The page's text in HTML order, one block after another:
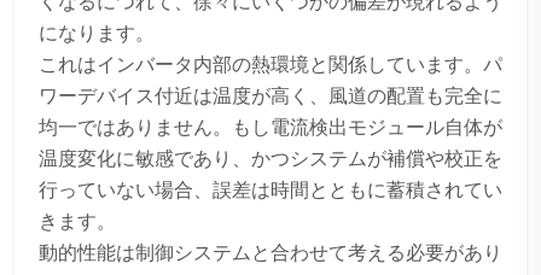
になります。
これはインバータ内部の熱環境と関係しています。パ
ワーデバイス付近は温度が高く、風道の配置も完全に
均一ではありません。もし電流検出モジュール自体が
温度変化に敏感であり、かつシステムが補償や校正を
行っていない場合、誤差は時間とともに蓄積されてい
きます。
動的性能は制御システムと合わせて考える必要があり